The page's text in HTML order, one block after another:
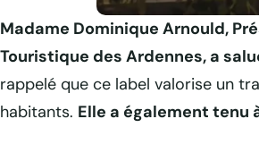
Cérémonie 2025 de
Madame Dominique Arnould,
Touristique des Ardennes, a
rappelé que ce label valorise un
habitants. Elle a également tenu